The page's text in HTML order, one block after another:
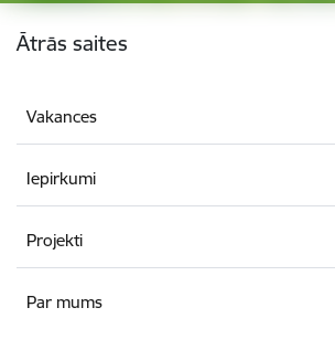
Kājene
Ātrās saites
Vakances
Iepirkumi
Projekti
Par mums